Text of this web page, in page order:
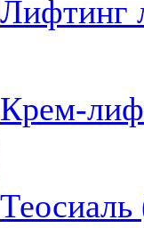
Лифтинг
Крем-